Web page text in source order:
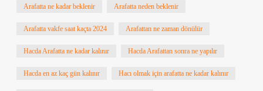
Arafatta ne kadar beklenir Arafatta neden beklenir
Arafatta vakfe saat kaçta 2024 Arafattan ne zaman dönülür
Hacda Arafatta ne kadar kalınır Hacda Arafattan sonra ne yapılır
Hacda en az kaç gün kalınır Hacı olmak için arafatta ne kadar kalınır